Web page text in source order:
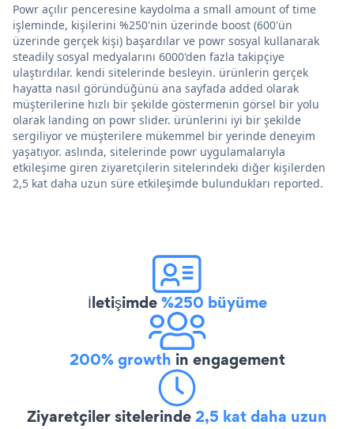
Powr açılır penceresine kaydolma a small amount of time
işleminde, kişilerini %250'nin üzerinde boost (600'ün
üzerinde gerçek kişi) başardılar ve powr sosyal kullanarak
steadily sosyal medyalarını 6000'den fazla takipçiye
ulaştırdılar. kendi sitelerinde besleyin. ürünlerin gerçek
hayatta nasıl göründüğünü ana sayfada added olarak
müşterilerine hızlı bir şekilde göstermenin görsel bir yolu
olarak landing on powr slider. ürünlerini iyi bir şekilde
sergiliyor ve müşterilere mükemmel bir yerinde deneyim
yaşatıyor. aslında, sitelerinde powr uygulamalarıyla
etkileşime giren ziyaretçilerin sitelerindeki diğer kişilerden
2,5 kat daha uzun süre etkileşimde bulundukları reported.
İletişimde%250 büyüme
200% growth in engagement
Ziyaretçiler sitelerinde2,5 kat daha uzun